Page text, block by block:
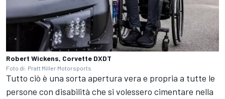
Robert Wickens, Corvette DXDT
Foto di: Pratt Miller Motorsports
Tutto ciò è una sorta apertura vera e propria a tutte le
persone con disabilità che si volessero cimentare nella